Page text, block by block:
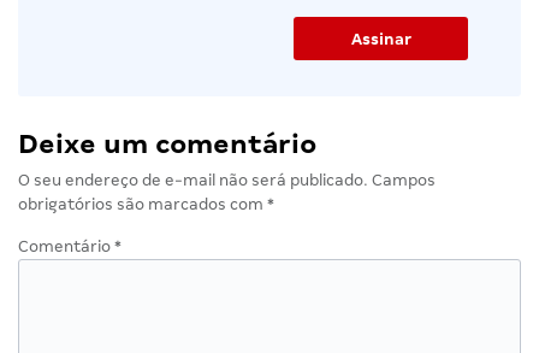
Deixe um comentário
O seu endereço de e-mail não será publicado. Campos
obrigatórios são marcados com *
Comentário *